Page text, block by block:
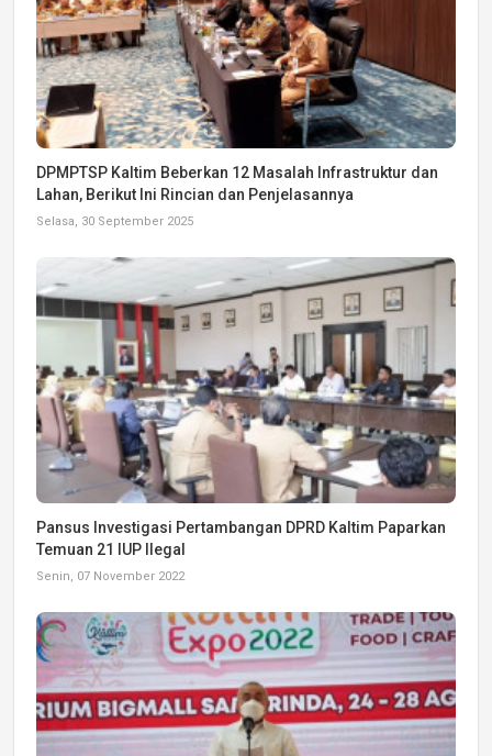
DPMPTSP Kaltim Beberkan 12 Masalah Infrastruktur dan
Lahan, Berikut Ini Rincian dan Penjelasannya
Selasa, 30 September 2025
Pansus Investigasi Pertambangan DPRD Kaltim Paparkan
Temuan 21 IUP Ilegal
Senin, 07 November 2022